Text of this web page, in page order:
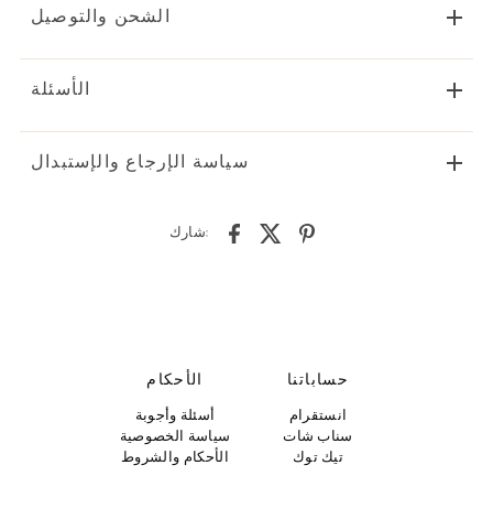
الشحن والتوصيل
الأسئلة
سياسة الإرجاع والإستبدال
شارك:
الأحكام
أسئلة وأجوبة
سياسة الخصوصية
الأحكام والشروط
حساباتنا
انستقرام
سناب شات
تيك توك